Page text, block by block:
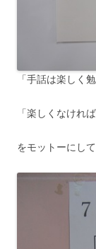
「手話は楽しく
「楽しくなけれ
をモットーにし